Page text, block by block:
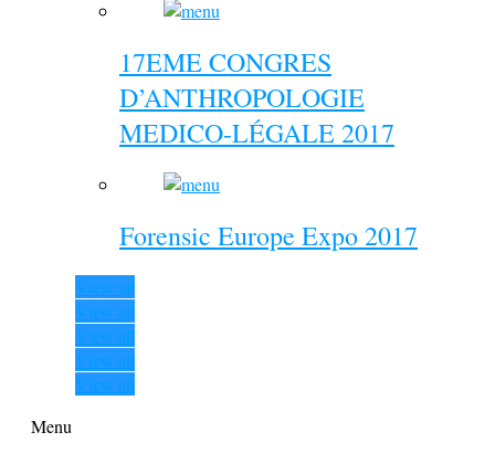
17EME CONGRES
D’ANTHROPOLOGIE
MEDICO-LÉGALE 2017
Forensic Europe Expo 2017
View all
View all
View all
View all
View all
Menu